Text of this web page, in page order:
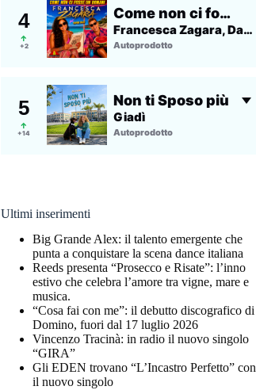
Ultimi inserimenti
Big Grande Alex: il talento emergente che
punta a conquistare la scena dance italiana
Reeds presenta “Prosecco e Risate”: l’inno
estivo che celebra l’amore tra vigne, mare e
musica.
“Cosa fai con me”: il debutto discografico di
Domino, fuori dal 17 luglio 2026
Vincenzo Tracinà: in radio il nuovo singolo
“GIRA”
Gli EDEN trovano “L’Incastro Perfetto” con
il nuovo singolo